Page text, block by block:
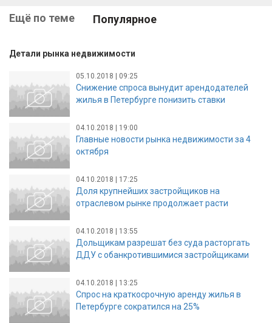
Ещё по теме Популярное
Детали рынка недвижимости
05.10.2018 | 09:25
Снижение спроса вынудит арендодателей
жилья в Петербурге понизить ставки
04.10.2018 | 19:00
Главные новости рынка недвижимости за 4
октября
04.10.2018 | 17:25
Доля крупнейших застройщиков на
отраслевом рынке продолжает расти
04.10.2018 | 13:55
Дольщикам разрешат без суда расторгать
ДДУ с обанкротившимися застройщиками
04.10.2018 | 13:25
Спрос на краткосрочную аренду жилья в
Петербурге сократился на 25%